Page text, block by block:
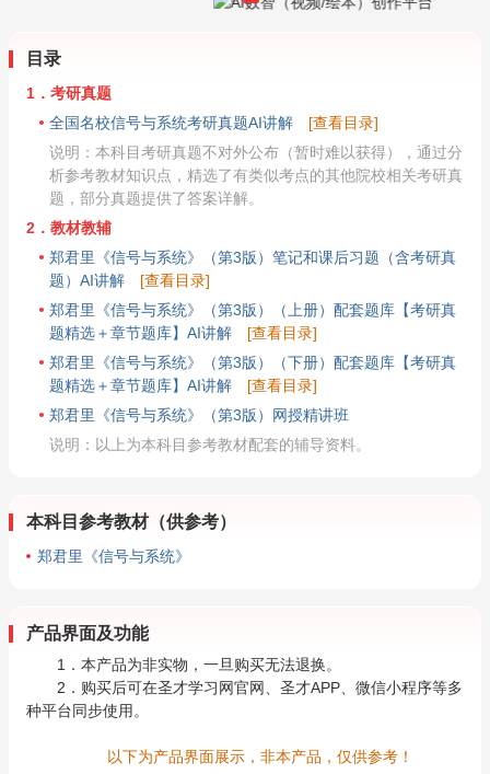
目录
1．考研真题
全国名校信号与系统考研真题AI讲解
[查看目录]
说明：本科目考研真题不对外公布（暂时难以获得），通过分
析参考教材知识点，精选了有类似考点的其他院校相关考研真
题，部分真题提供了答案详解。
2．教材教辅
郑君里《信号与系统》（第3版）笔记和课后习题（含考研真
题）AI讲解
[查看目录]
郑君里《信号与系统》（第3版）（上册）配套题库【考研真
题精选＋章节题库】AI讲解
[查看目录]
郑君里《信号与系统》（第3版）（下册）配套题库【考研真
题精选＋章节题库】AI讲解
[查看目录]
郑君里《信号与系统》（第3版）网授精讲班
说明：以上为本科目参考教材配套的辅导资料。
本科目参考教材（供参考）
郑君里《信号与系统》
产品界面及功能
1．本产品为非实物，一旦购买无法退换。
2．购买后可在圣才学习网官网、圣才APP、微信小程序等多
种平台同步使用。
以下为产品界面展示，非本产品，仅供参考！